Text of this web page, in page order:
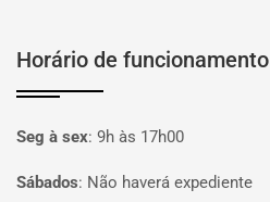
Horário de funcionamento
Seg à sex: 9h às 17h00
Sábados: Não haverá expediente